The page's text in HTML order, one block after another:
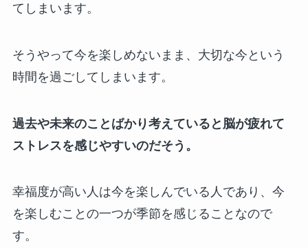
てしまいます。
そうやって今を楽しめないまま、大切な今という
時間を過ごしてしまいます。
過去や未来のことばかり考えていると脳が疲れて
ストレスを感じやすいのだそう。
幸福度が高い人は今を楽しんでいる人であり、今
を楽しむことの一つが季節を感じることなので
す。